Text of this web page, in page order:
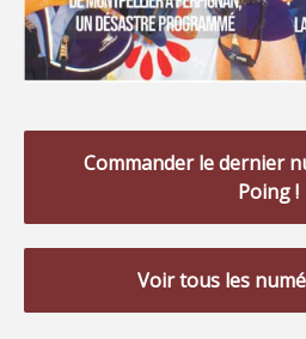
Commander le dernier
Poing !
Voir tous les